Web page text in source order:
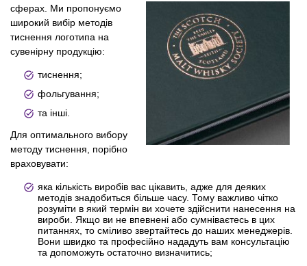
сферах. Ми пропонуємо
широкий вибір методів
тиснення логотипа на
сувенірну продукцію:
тиснення;
фольгування;
та інші.
Для оптимального вибору
методу тиснення, порібно
враховувати:
яка кількість виробів вас цікавить, адже для деяких
методів знадобиться більше часу. Тому важливо чітко
розуміти в який термін ви хочете здійснити нанесення на
вироби. Якщо ви не впевнені або сумніваєтесь в цих
питаннях, то сміливо звертайтесь до наших менеджерів.
Вони швидко та професійно нададуть вам консультацію
та допоможуть остаточно визначитись;